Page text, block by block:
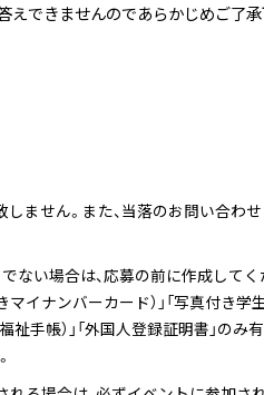
えできませんのであらかじめご了
ません。また、当落のお問い合わ
ない場合は、応募の前に作成してく
イナンバーカード）」「写真付き学
祉手帳）」「外国人登録証明書」のみ